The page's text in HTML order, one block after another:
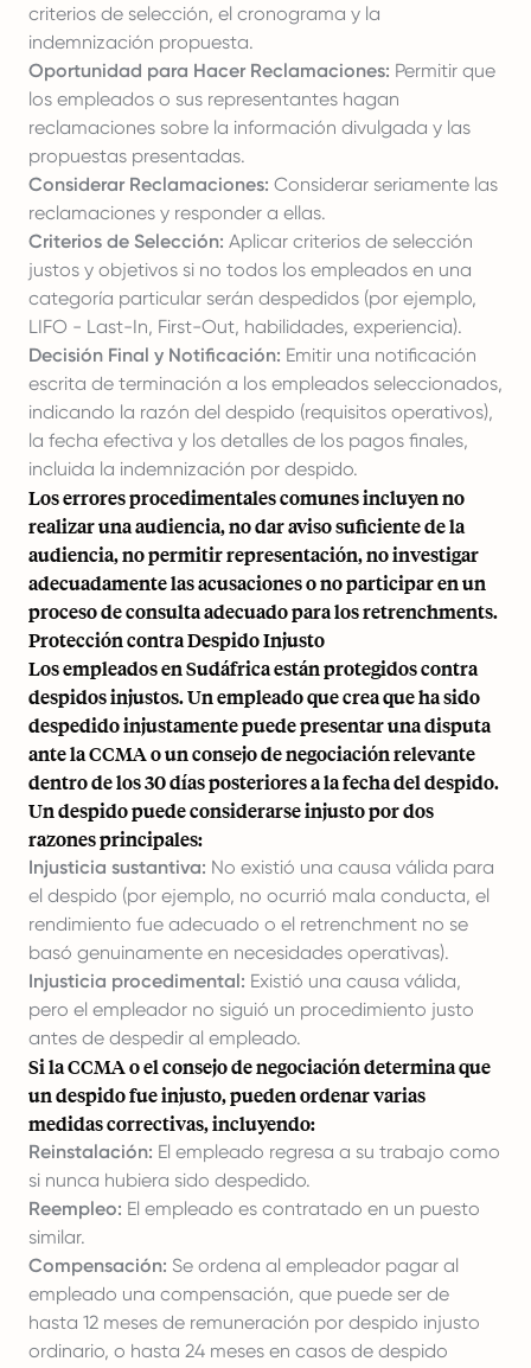
criterios de selección, el cronograma y la
indemnización propuesta.
Oportunidad para Hacer Reclamaciones: Permitir que
los empleados o sus representantes hagan
reclamaciones sobre la información divulgada y las
propuestas presentadas.
Considerar Reclamaciones: Considerar seriamente las
reclamaciones y responder a ellas.
Criterios de Selección: Aplicar criterios de selección
justos y objetivos si no todos los empleados en una
categoría particular serán despedidos (por ejemplo,
LIFO - Last-In, First-Out, habilidades, experiencia).
Decisión Final y Notificación: Emitir una notificación
escrita de terminación a los empleados seleccionados,
indicando la razón del despido (requisitos operativos),
la fecha efectiva y los detalles de los pagos finales,
incluida la indemnización por despido.
Los errores procedimentales comunes incluyen no
realizar una audiencia, no dar aviso suficiente de la
audiencia, no permitir representación, no investigar
adecuadamente las acusaciones o no participar en un
proceso de consulta adecuado para los retrenchments.
Protección contra Despido Injusto
Los empleados en Sudáfrica están protegidos contra
despidos injustos. Un empleado que crea que ha sido
despedido injustamente puede presentar una disputa
ante la CCMA o un consejo de negociación relevante
dentro de los 30 días posteriores a la fecha del despido.
Un despido puede considerarse injusto por dos
razones principales:
Injusticia sustantiva: No existió una causa válida para
el despido (por ejemplo, no ocurrió mala conducta, el
rendimiento fue adecuado o el retrenchment no se
basó genuinamente en necesidades operativas).
Injusticia procedimental: Existió una causa válida,
pero el empleador no siguió un procedimiento justo
antes de despedir al empleado.
Si la CCMA o el consejo de negociación determina que
un despido fue injusto, pueden ordenar varias
medidas correctivas, incluyendo:
Reinstalación: El empleado regresa a su trabajo como
si nunca hubiera sido despedido.
Reempleo: El empleado es contratado en un puesto
similar.
Compensación: Se ordena al empleador pagar al
empleado una compensación, que puede ser de
hasta 12 meses de remuneración por despido injusto
ordinario, o hasta 24 meses en casos de despido